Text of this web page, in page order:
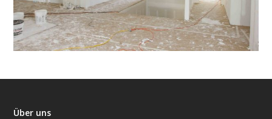
Über uns